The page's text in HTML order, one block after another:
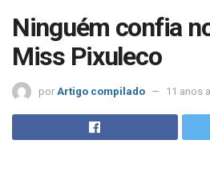
Ninguém confia
Miss Pixuleco
por Artigo compilado 11 anos